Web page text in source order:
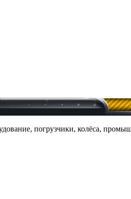
погрузчики, колёса,